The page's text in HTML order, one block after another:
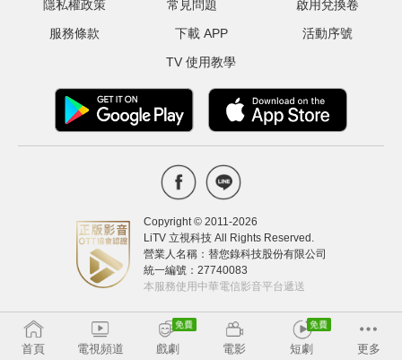
隱私權政策
服務條款
常見問題
下載 APP
TV 使用教學
啟用兌換卷
活動序號
Copyright © 2011-2026
LiTV 立視科技 All Rights Reserved.
營業人名稱：替您錄科技股份有限公司
統一編號：27740083
本服務使用中華電信影音平台遞送
首頁 電視頻道 戲劇 電影 短劇 更多